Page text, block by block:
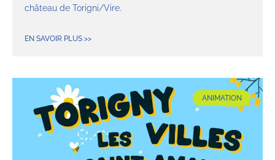
château de Torigni/Vire.
EN SAVOIR PLUS >>
ANIMATION